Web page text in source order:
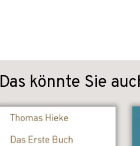
Das könnte Sie